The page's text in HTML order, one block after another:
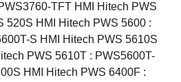
TFT HMI Hitech PWS
520S HMI Hitech PWS 5600 :
S HMI Hitech PWS 5610S
PWS 5610T : PWS5600T-
HMI Hitech PWS 6400F :